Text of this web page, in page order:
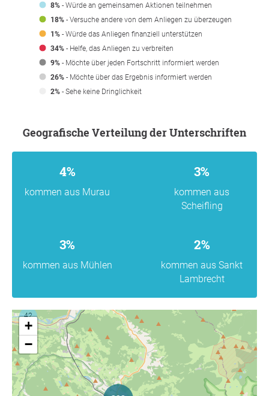
8% - Würde an gemeinsamen Aktionen teilnehmen
18% - Versuche andere von dem Anliegen zu überzeugen
1% - Würde das Anliegen finanziell unterstützen
34% - Helfe, das Anliegen zu verbreiten
9% - Möchte über jeden Fortschritt informiert werden
26% - Möchte über das Ergebnis informiert werden
2% - Sehe keine Dringlichkeit
Geografische Verteilung der Unterschriften
4%
kommen aus Murau
3%
kommen aus
Scheifling
3%
kommen aus Mühlen
2%
kommen aus Sankt
Lambrecht
+
−